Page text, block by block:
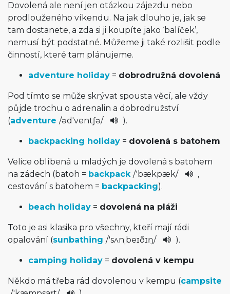
Dovolená ale není jen otázkou zájezdu nebo
prodlouženého víkendu. Na jak dlouho je, jak se
tam dostanete, a zda si ji koupíte jako ‘balíček’,
nemusí být podstatné. Můžeme ji také rozlišit podle
činností, které tam plánujeme.
adventure holiday = dobrodružná dovolená
Pod tímto se může skrývat spousta věcí, ale vždy
půjde trochu o adrenalin a dobrodružství
(adventure /əd'ven­tʃə/ ).
backpacking holiday = dovolená s batohem
Velice oblíbená u mladých je dovolená s batohem
na zádech (batoh = backpack /'bækpæk/
,
cestování s batohem = backpacking).
beach holiday = dovolená na pláži
Toto je asi klasika pro všechny, kteří mají rádi
opalování (sunbathing /'sʌnˌbeɪðɪ­ŋ/ ).
camping holiday = dovolená v kempu
Někdo má třeba rád dovolenou v kempu (campsite